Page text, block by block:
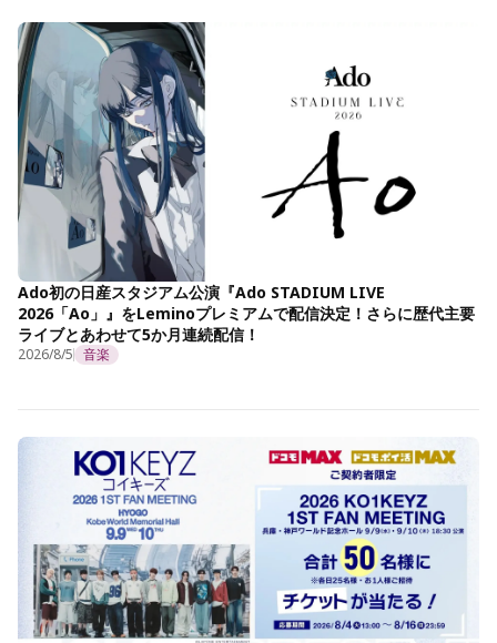
Ado初の日産スタジアム公演『Ado STADIUM LIVE
2026「Ao」』をLeminoプレミアムで配信決定！さらに歴代主要
ライブとあわせて5か月連続配信！
2026/8/5 音楽